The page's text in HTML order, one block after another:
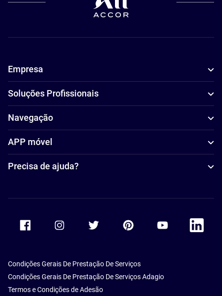
Empresa
Soluções Profissionais
Navegação
APP móvel
Precisa de ajuda?
Accor Youtube
Accor
Condições Gerais De Prestação De Serviços
Condições Gerais De Prestação De Serviços Adagio
Termos e Condições de Adesão